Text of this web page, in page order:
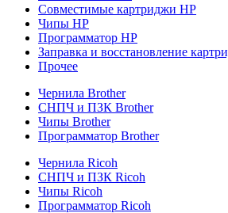
Совместимые картриджи HP
Чипы HP
Программатор HP
Заправка и восстановление
Прочее
Чернила Brother
СНПЧ и ПЗК Brother
Чипы Brother
Программатор Brother
Чернила Ricoh
СНПЧ и ПЗК Ricoh
Чипы Ricoh
Программатор Ricoh